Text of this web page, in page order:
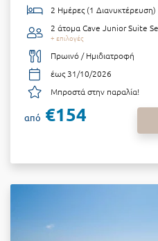
2 Ημέρες (1 Διανυκτέρευση)
2 άτομαCave Junior Suite
+ επιλογές
Πρωινό / Ημιδιατροφή
έως 31/10/2026
Μπροστά στην παραλία!
από €154